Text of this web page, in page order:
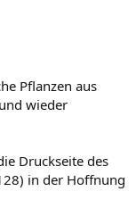
Pflanzen aus
wieder
Druckseite des
in der Hoffnung